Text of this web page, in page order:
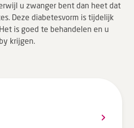
u zwanger bent dan heet dat
Deze diabetesvorm is tijdelijk
is goed te behandelen en u
krijgen.